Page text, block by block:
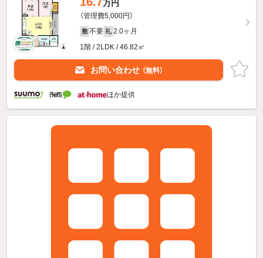
万円
（管理費5,000円）
敷 不要 礼 2.0ヶ月
1階 / 2LDK / 46.82㎡
お問い合わせ （無料）
ほか提供